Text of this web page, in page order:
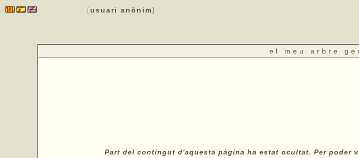
[ usuari anònim]
el meu arbre
Part del contingut d'aquesta pàgina ha estat ocultat. Per poder